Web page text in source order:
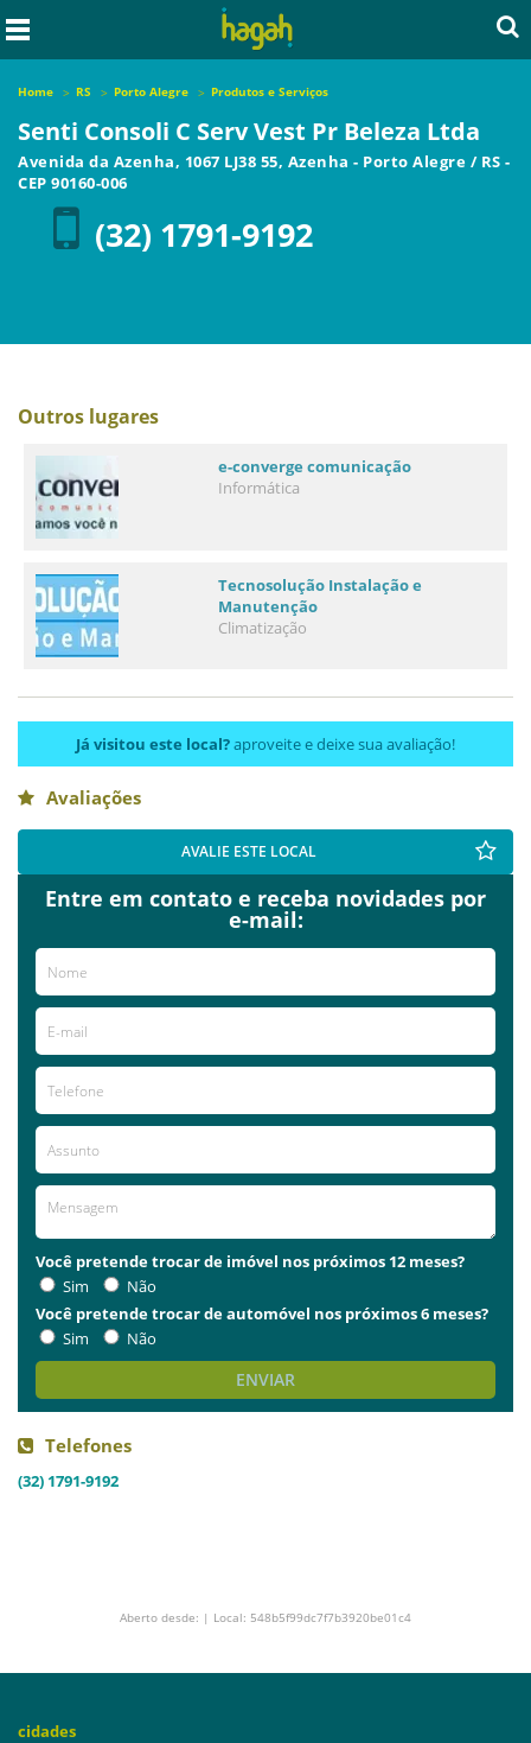
Home RS Porto Alegre Produtos e Serviços
Senti Consoli C Serv Vest Pr Beleza Ltda
Avenida da Azenha, 1067 LJ38 55, Azenha - Porto Alegre / RS -
CEP 90160-006
(32) 1791-9192
Outros lugares
e-converge comunicação
Informática
Tecnosolução Instalação e
Manutenção
Climatização
Já visitou este local?aproveite e deixe sua avaliação!
Avaliações
AVALIE ESTE LOCAL
Entre em contato e receba novidades por
e-mail:
Você pretende trocar de imóvel nos próximos 12 meses?
Sim
Não
Você pretende trocar de automóvel nos próximos 6 meses?
Sim
Não
ENVIAR
Telefones
(32) 1791-9192
Aberto desde: | Local: 548b5f99dc7f7b3920be01c4
cidades